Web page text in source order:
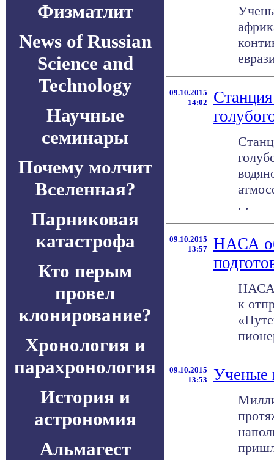
Физматлит
News of Russian
Science and
Technology
Научные
семинары
Почему молчит
Вселенная?
Парниковая
катастрофа
Кто перым
провел
клонирование?
Хронология и
парахронология
История и
астрономия
Альмагест
09.10.2015
14:02
. .
09.10.2015
13:57
НАСА
НАСА
к
09.10.2015
13:53
Ученые